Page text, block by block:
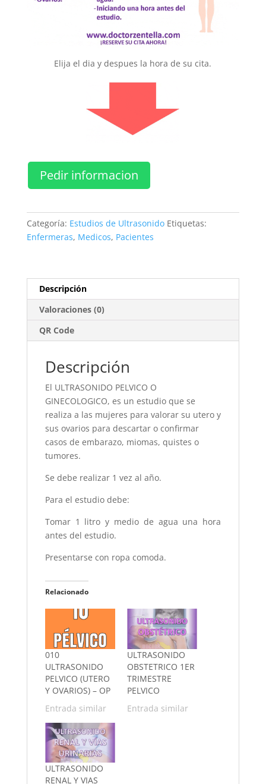
Elija el dia y despues la hora de su cita.
Pedir informacion
Categoría: Estudios de Ultrasonido Etiquetas:
Enfermeras, Medicos, Pacientes
Descripción
Valoraciones (0)
QR Code
Descripción
El ULTRASONIDO PELVICO O
GINECOLOGICO, es un estudio que se
realiza a las mujeres para valorar su utero y
sus ovarios para descartar o confirmar
casos de embarazo, miomas, quistes o
tumores.
Se debe realizar 1 vez al año.
Para el estudio debe:
Tomar 1 litro y medio de agua una hora
antes del estudio.
Presentarse con ropa comoda.
Relacionado
010
ULTRASONIDO
PELVICO (UTERO
Y OVARIOS) – OP
Entrada similar
ULTRASONIDO
OBSTETRICO 1ER
TRIMESTRE
PELVICO
Entrada similar
ULTRASONIDO
RENAL Y VIAS